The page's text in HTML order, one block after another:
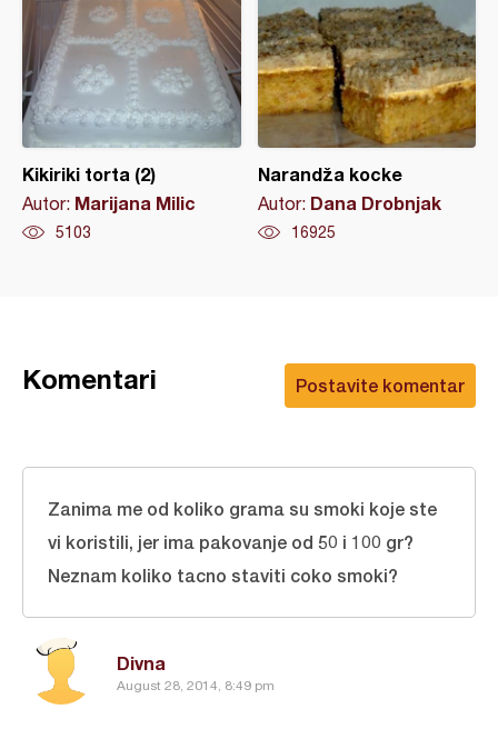
Kikiriki torta (2)
Autor: Marijana Milic
5103
Narandža kocke
Autor: Dana Drobnjak
16925
Postavite komentar
Komentari
Divna
August 28, 2014, 8:49 pm
Zanima me od koliko grama su smoki koje ste
vi koristili, jer ima pakovanje od 50 i 100 gr?
Neznam koliko tacno staviti coko smoki?